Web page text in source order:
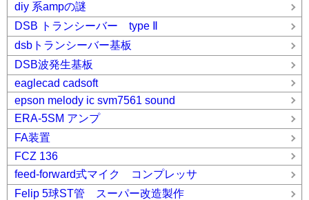
diy 系ampの謎
DSB トランシーバー type Ⅱ
dsbトランシーバー基板
DSB波発生基板
eaglecad cadsoft
epson melody ic svm7561 sound
ERA-5SM アンプ
FA装置
FCZ 136
feed-forward式マイク コンプレッサ
Felip 5球ST管 スーパー改造製作